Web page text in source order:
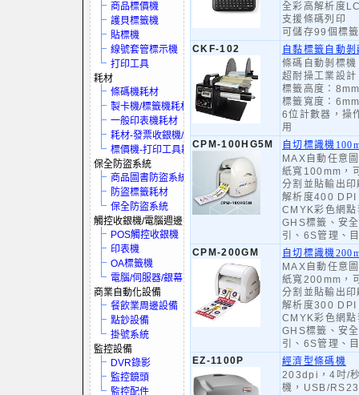
商品標價機
護貝標籤機
貼標機
線號套管標示機
打印工具
耗材
條碼機耗材
製卡機/標籤機耗材
一般印表機耗材
耗材-發票收銀機/保全系統
標價機-打印工具耗材
保全防盜系統
商品圖書防盜系統
防盜標籤耗材
保全防盜系統
觸控收銀機/電腦週邊
POS觸控收銀機
印表機
OA標籤機
電腦/伺服器/銀幕
商業自動化設備
餐飲業周邊設備
點鈔設備
掛號系統
監控設備
DVR錄影
監控鏡頭
監控配件
全彩高解析度
支援條碼列印
可儲存99個標籤
CKF-102
自黏標籤自動
條碼自動剝標
超耐操工業設
標籤高度：
標籤寬度：
6位計數器，操
用
CPM-100HG5M
自切標識機
MAX自動任意
紙寬100mm，
分割並貼輸出
解析度400 DPI
CMYK彩色網點
GHS標籤、安
引、6S管理、
CPM-200GM
自切標識機
MAX自動任意
紙寬200mm，
分割並貼輸出
解析度300 DPI
CMYK彩色網點
GHS標籤、安
引、6S管理、
EZ-1100P
經濟型條碼機
203dpi，4吋/
機，USB/